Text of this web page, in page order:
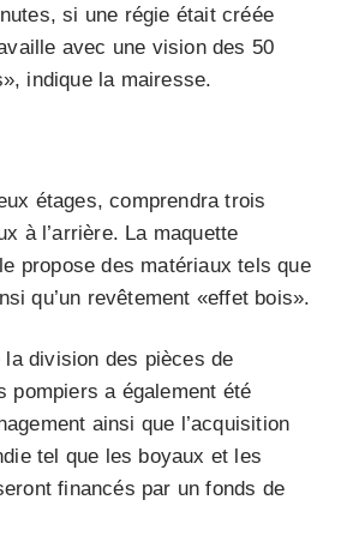
si une régie était créée
avec une vision des 50
indique la mairesse.
étages, comprendra trois
à l’arrière. La maquette
propose des matériaux tels que
qu’un revêtement «effet bois».
la division des pièces de
pompiers a également été
ainsi que l’acquisition
tel que les boyaux et les
financés par un fonds de